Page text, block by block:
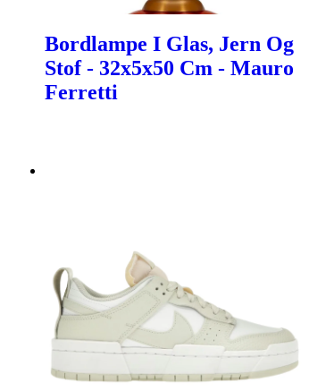
Bordlampe I Glas, Jern Og
Stof - 32x5x50 Cm - Mauro
Ferretti